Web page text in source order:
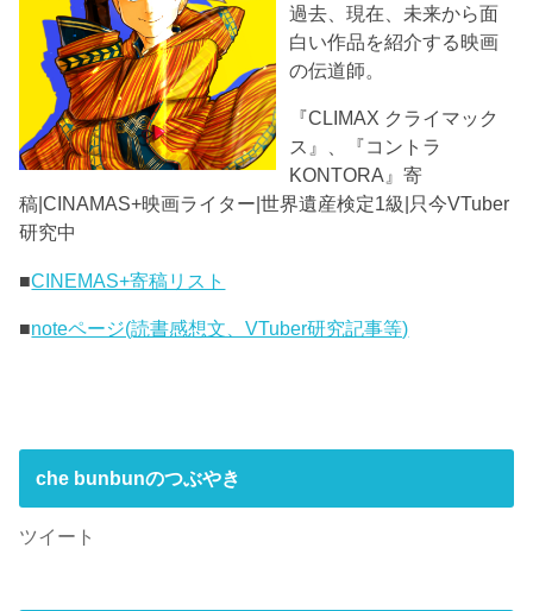
過去、現在、未来から面
白い作品を紹介する映画
の伝道師。
『CLIMAX クライマック
ス』、『コントラ
KONTORA』寄
稿|CINAMAS+映画ライター|世界遺産検定1級|只今VTuber
研究中
■CINEMAS+寄稿リスト
■noteページ(読書感想文、VTuber研究記事等)
che bunbunのつぶやき
ツイート